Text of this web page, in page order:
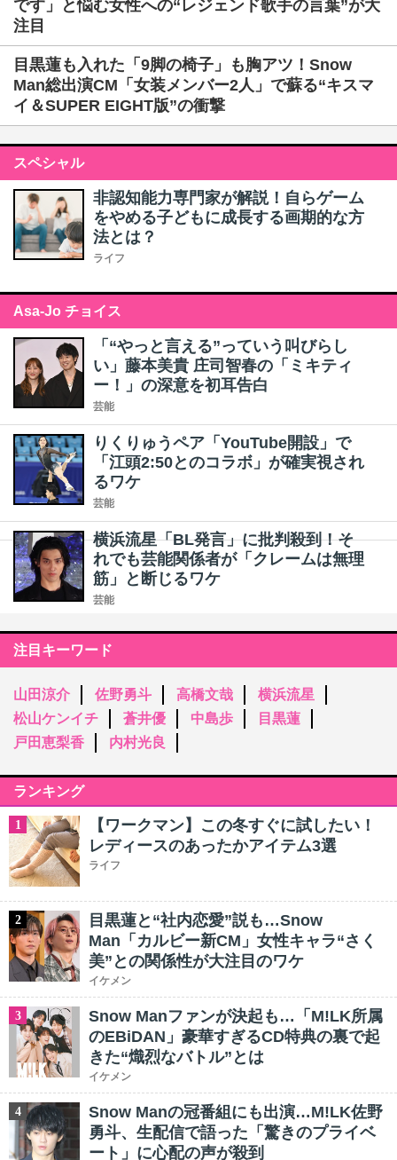
です」と悩む女性への“レジェンド歌手の言葉”が大
注目
目黒蓮も入れた「9脚の椅子」も胸アツ！Snow
Man総出演CM「女装メンバー2人」で蘇る“キスマ
イ＆SUPER EIGHT版”の衝撃
スペシャル
非認知能力専門家が解説！自らゲーム
をやめる子どもに成長する画期的な方
法とは？
ライフ
Asa-Jo チョイス
「“やっと言える”っていう叫びらし
い」藤本美貴 庄司智春の「ミキティ
ー！」の深意を初耳告白
芸能
りくりゅうペア「YouTube開設」で
「江頭2:50とのコラボ」が確実視され
るワケ
芸能
横浜流星「BL発言」に批判殺到！そ
れでも芸能関係者が「クレームは無理
筋」と断じるワケ
芸能
注目キーワード
山田涼介 佐野勇斗 高橋文哉
横浜流星
松山ケンイチ
蒼井優 中島歩
目黒蓮
戸田恵梨香
内村光良
ランキング
1
【ワークマン】この冬すぐに試したい！
レディースのあったかアイテム3選
ライフ
2
目黒蓮と“社内恋愛”説も…Snow
Man「カルビー新CM」女性キャラ“さく
美”との関係性が大注目のワケ
イケメン
3
Snow Manファンが決起も…「M!LK所属
のEBiDAN」豪華すぎるCD特典の裏で起
きた“熾烈なバトル”とは
イケメン
4
Snow Manの冠番組にも出演…M!LK佐野
勇斗、生配信で語った「驚きのプライベ
ート」に心配の声が殺到